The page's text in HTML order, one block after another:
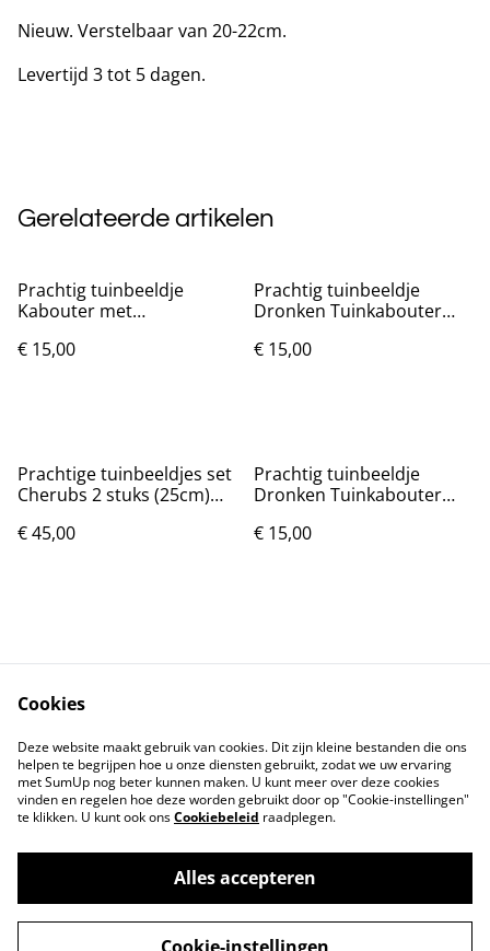
Nieuw. Verstelbaar van 20-22cm.
Levertijd 3 tot 5 dagen.
Gerelateerde artikelen
Prachtig tuinbeeldje
Kabouter met
€ 15,00
Prachtig tuinbeeldje
Dronken Tuinkabouter
€ 15,00
Prachtige tuinbeeldjes set
Cherubs 2 stuks (25cm)
€ 45,00
Prachtig tuinbeeldje
Dronken Tuinkabouter
€ 15,00
Contact
Voorwaarden
Privacybeleid
Cookiebeleid
©2026Markthuis Friesland
Cookies
Deze website maakt gebruik van cookies. Dit zijn kleine bestanden die ons
helpen te begrijpen hoe u onze diensten gebruikt, zodat we uw ervaring
met SumUp nog beter kunnen maken. U kunt meer over deze cookies
vinden en regelen hoe deze worden gebruikt door op "Cookie-instellingen"
te klikken. U kunt ook onsCookiebeleid raadplegen.
Alles accepteren